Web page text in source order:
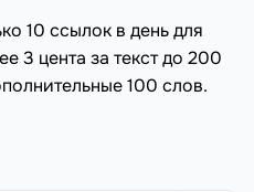
10 ссылок в день для
3 цента за текст до 200
100 слов.